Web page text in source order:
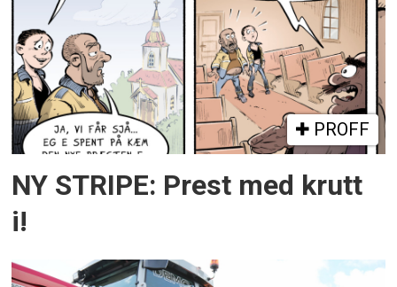
PROFF
NY STRIPE: Prest med krutt
i!